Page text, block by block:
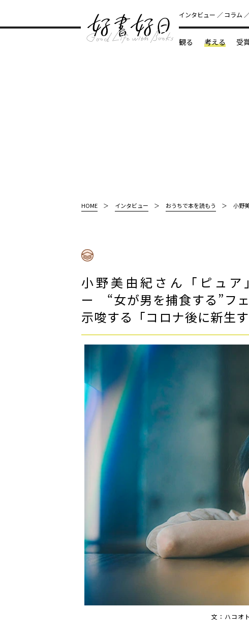
インタビュー コラム
観る 考える 受
HOME インタビュー おうちで本を読もう 小野
小野美由紀さん「ピュア
ー “女が男を捕食する”フ
示唆する「コロナ後に新生す
文：ハコオ